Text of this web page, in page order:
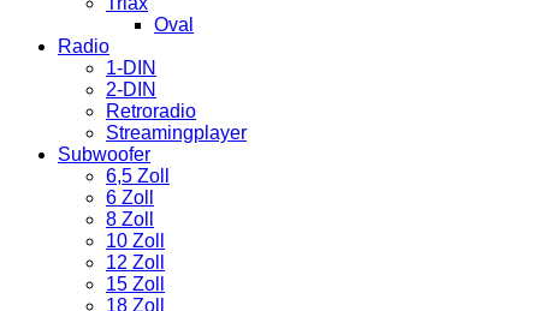
Oval
Radio
1-DIN
2-DIN
Retroradio
Streamingplayer
Subwoofer
6,5 Zoll
6 Zoll
8 Zoll
10 Zoll
12 Zoll
15 Zoll
18 Zoll